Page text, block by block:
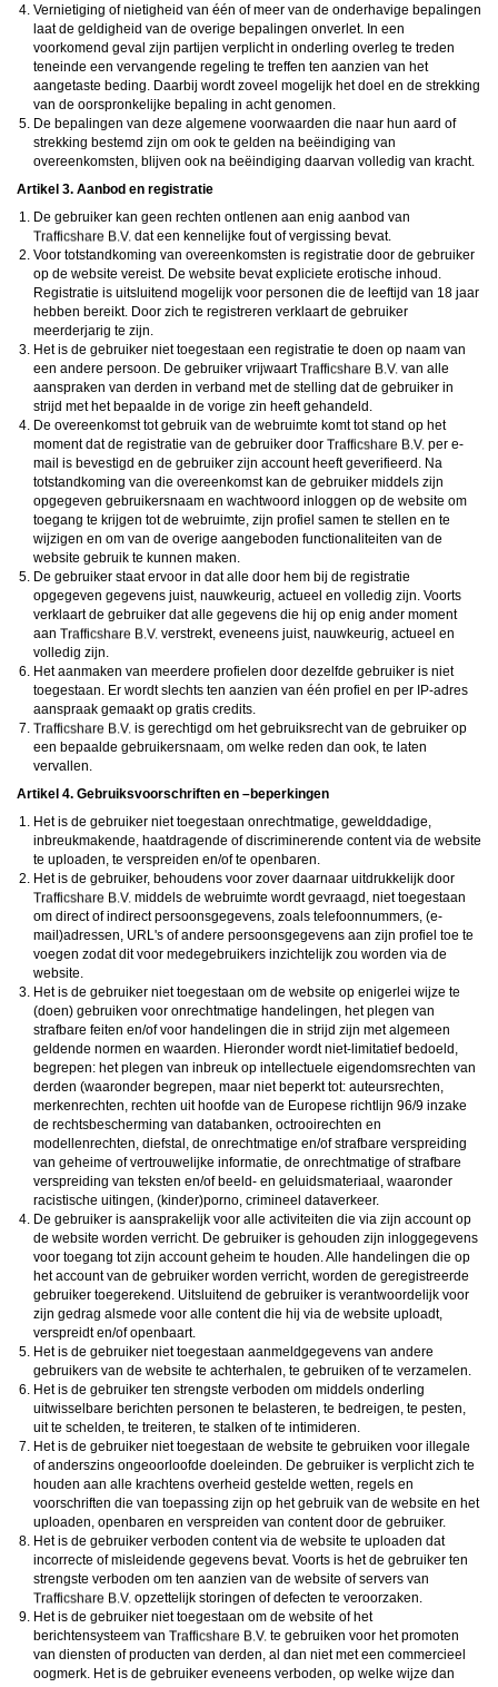
Vernietiging of nietigheid van één of meer van de onderhavige bepalingen
laat de geldigheid van de overige bepalingen onverlet. In een
voorkomend geval zijn partijen verplicht in onderling overleg te treden
teneinde een vervangende regeling te treffen ten aanzien van het
aangetaste beding. Daarbij wordt zoveel mogelijk het doel en de strekking
van de oorspronkelijke bepaling in acht genomen.
De bepalingen van deze algemene voorwaarden die naar hun aard of
strekking bestemd zijn om ook te gelden na beëindiging van
overeenkomsten, blijven ook na beëindiging daarvan volledig van kracht.
Artikel 3. Aanbod en registratie
De gebruiker kan geen rechten ontlenen aan enig aanbod van
dat een kennelijke fout of vergissing bevat.
Voor totstandkoming van overeenkomsten is registratie door de gebruiker
op de website vereist. De website bevat expliciete erotische inhoud.
Registratie is uitsluitend mogelijk voor personen die de leeftijd van 18 jaar
hebben bereikt. Door zich te registreren verklaart de gebruiker
meerderjarig te zijn.
Het is de gebruiker niet toegestaan een registratie te doen op naam van
een andere persoon. De gebruiker vrijwaart
van alle
aanspraken van derden in verband met de stelling dat de gebruiker in
strijd met het bepaalde in de vorige zin heeft gehandeld.
De overeenkomst tot gebruik van de webruimte komt tot stand op het
moment dat de registratie van de gebruiker door
per e-
mail is bevestigd en de gebruiker zijn account heeft geverifieerd. Na
totstandkoming van die overeenkomst kan de gebruiker middels zijn
opgegeven gebruikersnaam en wachtwoord inloggen op de website om
toegang te krijgen tot de webruimte, zijn profiel samen te stellen en te
wijzigen en om van de overige aangeboden functionaliteiten van de
website gebruik te kunnen maken.
De gebruiker staat ervoor in dat alle door hem bij de registratie
opgegeven gegevens juist, nauwkeurig, actueel en volledig zijn. Voorts
verklaart de gebruiker dat alle gegevens die hij op enig ander moment
aan
verstrekt, eveneens juist, nauwkeurig, actueel en
volledig zijn.
Het aanmaken van meerdere profielen door dezelfde gebruiker is niet
toegestaan. Er wordt slechts ten aanzien van één profiel en per IP-adres
aanspraak gemaakt op gratis credits.
is gerechtigd om het gebruiksrecht van de gebruiker op
een bepaalde gebruikersnaam, om welke reden dan ook, te laten
vervallen.
Artikel 4. Gebruiksvoorschriften en –beperkingen
Het is de gebruiker niet toegestaan onrechtmatige, gewelddadige,
inbreukmakende, haatdragende of discriminerende content via de website
te uploaden, te verspreiden en/of te openbaren.
Het is de gebruiker, behoudens voor zover daarnaar uitdrukkelijk door
middels de webruimte wordt gevraagd, niet toegestaan
om direct of indirect persoonsgegevens, zoals telefoonnummers, (e-
mail)adressen, URL's of andere persoonsgegevens aan zijn profiel toe te
voegen zodat dit voor medegebruikers inzichtelijk zou worden via de
website.
Het is de gebruiker niet toegestaan om de website op enigerlei wijze te
(doen) gebruiken voor onrechtmatige handelingen, het plegen van
strafbare feiten en/of voor handelingen die in strijd zijn met algemeen
geldende normen en waarden. Hieronder wordt niet-limitatief bedoeld,
begrepen: het plegen van inbreuk op intellectuele eigendomsrechten van
derden (waaronder begrepen, maar niet beperkt tot: auteursrechten,
merkenrechten, rechten uit hoofde van de Europese richtlijn 96/9 inzake
de rechtsbescherming van databanken, octrooirechten en
modellenrechten, diefstal, de onrechtmatige en/of strafbare verspreiding
van geheime of vertrouwelijke informatie, de onrechtmatige of strafbare
verspreiding van teksten en/of beeld- en geluidsmateriaal, waaronder
racistische uitingen, (kinder)porno, crimineel dataverkeer.
De gebruiker is aansprakelijk voor alle activiteiten die via zijn account op
de website worden verricht. De gebruiker is gehouden zijn inloggegevens
voor toegang tot zijn account geheim te houden. Alle handelingen die op
het account van de gebruiker worden verricht, worden de geregistreerde
gebruiker toegerekend. Uitsluitend de gebruiker is verantwoordelijk voor
zijn gedrag alsmede voor alle content die hij via de website uploadt,
verspreidt en/of openbaart.
Het is de gebruiker niet toegestaan aanmeldgegevens van andere
gebruikers van de website te achterhalen, te gebruiken of te verzamelen.
Het is de gebruiker ten strengste verboden om middels onderling
uitwisselbare berichten personen te belasteren, te bedreigen, te pesten,
uit te schelden, te treiteren, te stalken of te intimideren.
Het is de gebruiker niet toegestaan de website te gebruiken voor illegale
of anderszins ongeoorloofde doeleinden. De gebruiker is verplicht zich te
houden aan alle krachtens overheid gestelde wetten, regels en
voorschriften die van toepassing zijn op het gebruik van de website en het
uploaden, openbaren en verspreiden van content door de gebruiker.
Het is de gebruiker verboden content via de website te uploaden dat
incorrecte of misleidende gegevens bevat. Voorts is het de gebruiker ten
strengste verboden om ten aanzien van de website of servers van
opzettelijk storingen of defecten te veroorzaken.
Het is de gebruiker niet toegestaan om de website of het
berichtensysteem van
te gebruiken voor het promoten
van diensten of producten van derden, al dan niet met een commercieel
oogmerk. Het is de gebruiker eveneens verboden, op welke wijze dan